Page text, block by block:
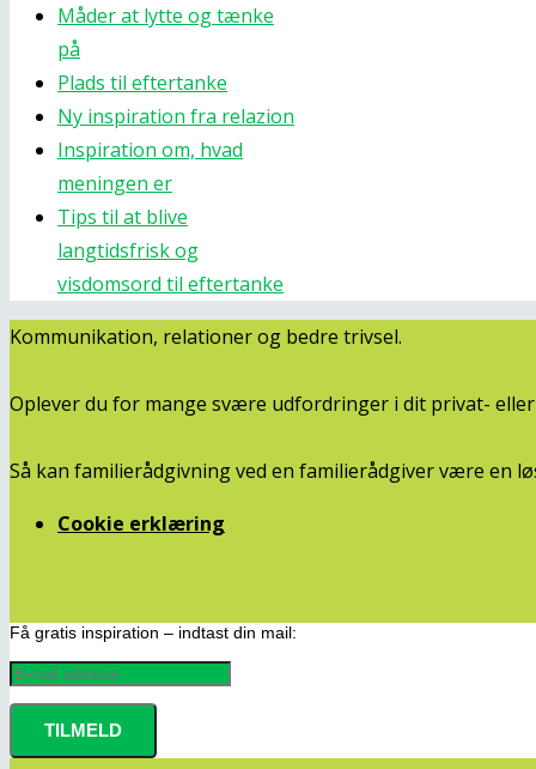
Måder at lytte og tænke
på
Plads til eftertanke
Ny inspiration fra relazion
Inspiration om, hvad
meningen er
Tips til at blive
langtidsfrisk og
visdomsord til eftertanke
Kommunikation, relationer og bedre trivsel.
Oplever du for mange svære udfordringer i dit privat-
Så kan familierådgivning ved en familierådgiver være en
Cookie erklæring
Få gratis inspiration – indtast din mail: